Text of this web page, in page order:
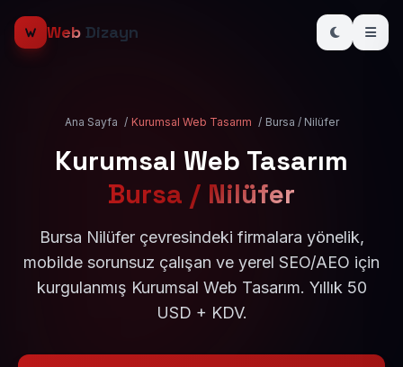
Web Dizayn
Ana Sayfa / Kurumsal Web Tasarım / Bursa / Nilüfer
Kurumsal Web Tasarım
Bursa / Nilüfer
Bursa Nilüfer çevresindeki firmalara yönelik,
mobilde sorunsuz çalışan ve yerel SEO/AEO için
kurgulanmış Kurumsal Web Tasarım. Yıllık 50
USD + KDV.